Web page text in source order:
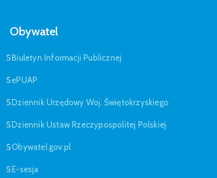
Obywatel
Biuletyn Informacji Publicznej
ePUAP
Dziennik Urzędowy Woj. Świętokrzyskiego
Dziennik Ustaw Rzeczypospolitej Polskiej
Obywatel.gov.pl
E-sesja